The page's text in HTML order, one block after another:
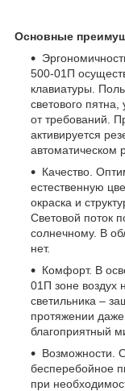
Основные
500-01П
клавиатуры.
светового
от требований.
активируется
автоматическом
Качество.
естественную
окраска и
Световой поток
солнечному. В
нет.
Комфорт. В
01П зоне воздух
светильника –
протяжении
благоприятный
Возможности.
бесперебойное
при